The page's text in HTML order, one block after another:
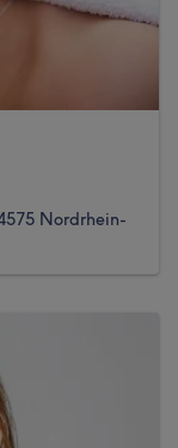
Nordrhein-